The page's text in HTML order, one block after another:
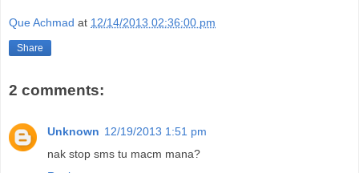
Que Achmad at 12/14/2013 02:36:00 pm
Share
2 comments:
Unknown 12/19/2013 1:51 pm
nak stop sms tu macm mana?